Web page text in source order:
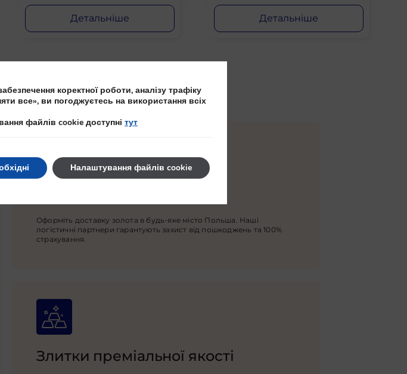
Детальніше Детальніше
Оформіть доставку золота в будь-яке місто Польша. Наші
логістичні партнери гарантують захист від пошкоджень та 100%
страхування.
Злитки преміальної якості
коректної роботи, аналізу трафіку
все», ви погоджуєтесь на використання всіх
файлів cookie доступні тут
Налаштування файлів cookie